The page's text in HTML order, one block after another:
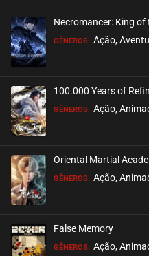
EPISÓDIO 22
janeiro 14, 2021
EPISÓDIO
dezembro 29,
EPISÓDIO
dezembro 26,
EPISÓDIO
novembro 06,
Necromancer: King of
GÊNEROS: Ação,
100.000 Years of
GÊNEROS: Ação,
Oriental Martial
GÊNEROS: Ação,
False Memory
GÊNEROS: Ação,